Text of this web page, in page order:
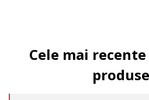
Cele mai